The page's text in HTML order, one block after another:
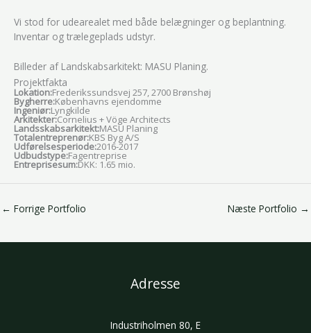
Vi stod for udearealet med både belægninger og beplantning.
Inventar og trælegeplads udstyr.
Billeder af Landskabsarkitekt: MASU Planing.
Projektfakta
Lokation:Frederikssundsvej 257, 2700 Brønshøj
Bygherre:Københavns ejendomme
Ingeniør:Lyngkilde
Arkitekter:Cornelius + Vöge Architects
Landsskabsarkitekt:MASU Planing
Totalentreprenør:KBS Byg A/S
Udførelsesperiode:2016-2017
Udbudstype:Fagentreprise
Entreprisesum:DKK: 1.65 mio.
← Forrige Portfolio Næste Portfolio →
Adresse
Industriholmen 80, E